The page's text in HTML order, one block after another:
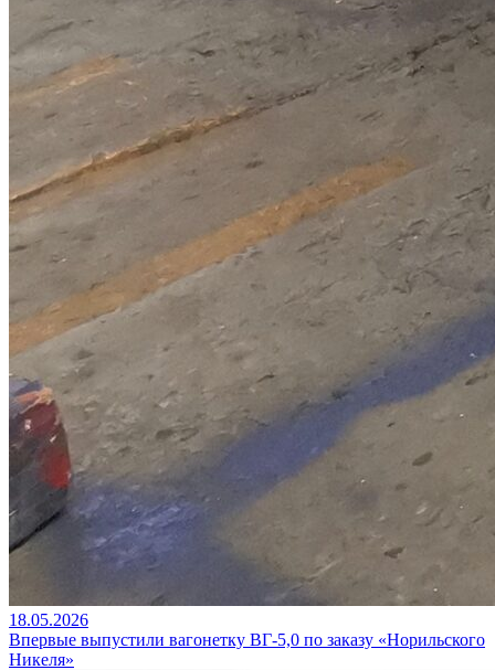
18.05.2026
Впервые выпустили вагонетку ВГ‑5,0 по заказу «Норильского
Никеля»